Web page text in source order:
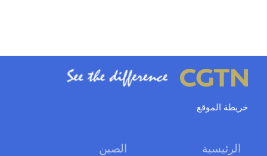
خريطة الموقع
الرئيسية
الصين